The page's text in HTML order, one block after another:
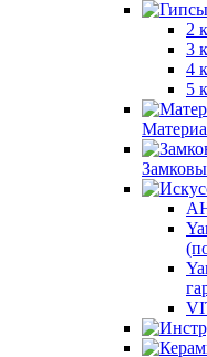
2
3
4
5